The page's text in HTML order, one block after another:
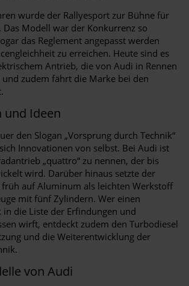
wurde der Rallyesport zur Bühne für
Modell war der Konkurrenz so
das Reglement angepasst werden
zu erreichen. Heute sind es
Antrieb, die von Audi in Rennen
und zudem fährt die Marke bei den
und Ideen
den Slogan „Vorsprung durch Technik“
Innovationen von selbst. Bei Audi ist
„quattro“ zu nennen, der bis
wird. Darüber hinaus setzte der
auf Aluminum als leichten Werkstoff
mit fünf Zylindern. Wer einen
in die Liste der Erfindungen und
wirft, entdeckt zudem den Turbodiesel
und die Weiterentwicklung der
von Audi